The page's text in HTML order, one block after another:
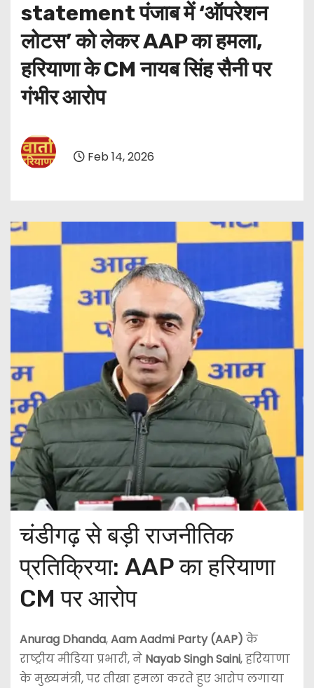
statement पंजाब में ‘ऑपरेशन
लोटस’ को लेकर AAP का हमला,
हरियाणा के CM नायब सिंह सैनी पर
गंभीर आरोप
Feb 14, 2026
चंडीगढ़ से बड़ी राजनीतिक
प्रतिक्रिया: AAP का हरियाणा
CM पर आरोप
Anurag Dhanda,Aam Aadmi Party (AAP) के
राष्ट्रीय मीडिया प्रभारी, ने Nayab Singh Saini, हरियाणा
के मुख्यमंत्री, पर तीखा हमला करते हुए आरोप लगाया